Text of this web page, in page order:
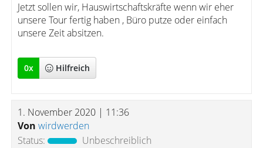
Jetzt sollen wir, Hauswirtschaftskräfte wenn wir eher
unsere Tour fertig haben , Büro putze oder einfach
unsere Zeit absitzen.
0x Hilfreich
1. November 2020 | 11:36
Von wirdwerden
Status:
Unbeschreiblich